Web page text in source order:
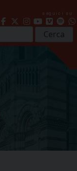
seguici su